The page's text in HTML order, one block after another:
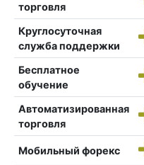
торговля
Круглосуточная
служба поддержки
Бесплатное
обучение
Автоматизированная
торговля
Мобильный форекс